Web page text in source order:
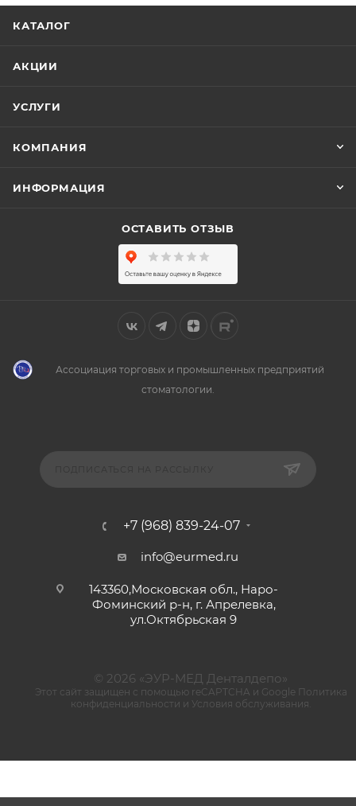
КАТАЛОГ
АКЦИИ
УСЛУГИ
КОМПАНИЯ
ИНФОРМАЦИЯ
ОСТАВИТЬ ОТЗЫВ
Ассоциация торговых и промышленных предприятий
стоматологии.
+7 (968) 839-24-07
info@eurmed.ru
143360,Московская обл., Наро-
Фоминский р-н, г. Апрелевка,
ул.Октябрьская 9
© 2026 «ЭУР-МЕД Денталдепо»
Этот сайт защищен с помощью reCAPTCHA и Google Политика
конфиденциальности и Условия обслуживания